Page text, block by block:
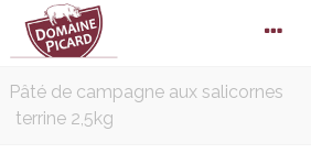
Pâté de campagne aux salicornes
terrine 2,5kg